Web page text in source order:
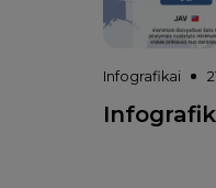
Infografikai